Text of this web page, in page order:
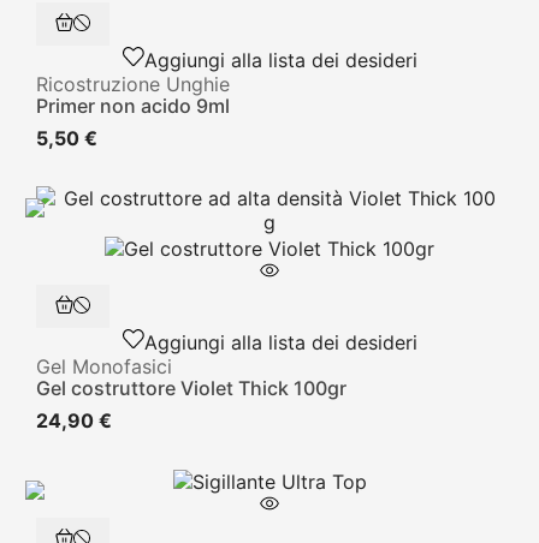
Aggiungi alla lista dei desideri
Ricostruzione Unghie
Primer non acido 9ml
5,50 €
Aggiungi alla lista dei desideri
Gel Monofasici
Gel costruttore Violet Thick 100gr
24,90 €